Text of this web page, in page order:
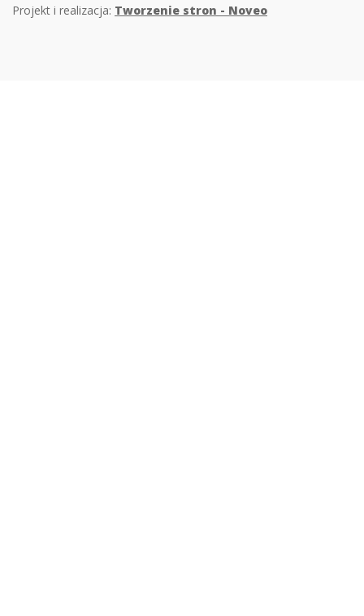
Projekt i realizacja: Tworzenie stron - Noveo